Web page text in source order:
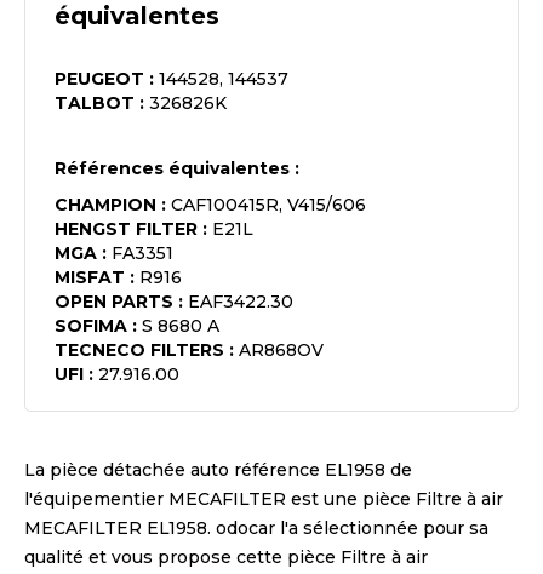
équivalentes
PEUGEOT : 144528, 144537
TALBOT : 326826K
Références équivalentes :
CHAMPION : CAF100415R, V415/606
HENGST FILTER : E21L
MGA : FA3351
MISFAT : R916
OPEN PARTS : EAF3422.30
SOFIMA : S 8680 A
TECNECO FILTERS : AR868OV
UFI : 27.916.00
La pièce détachée auto référence EL1958 de
l'équipementier MECAFILTER est une pièce Filtre à air
MECAFILTER EL1958. odocar l'a sélectionnée pour sa
qualité et vous propose cette pièce Filtre à air